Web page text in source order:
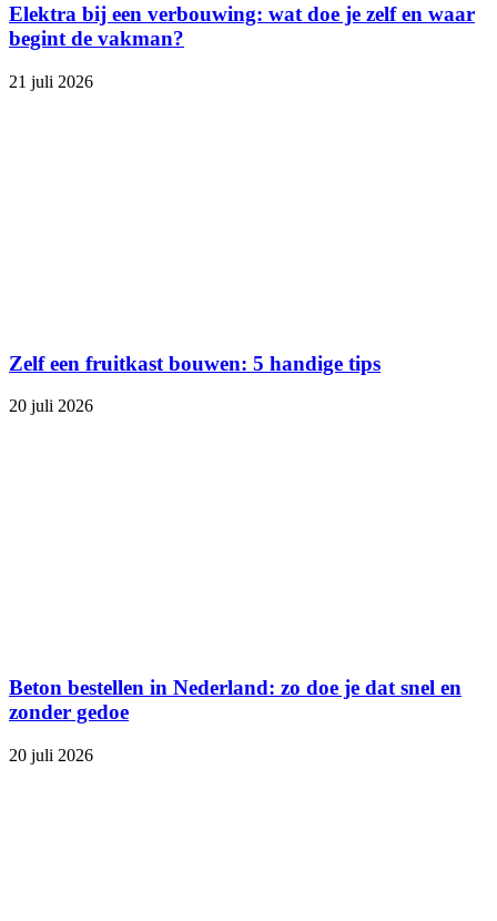
Elektra bij een verbouwing: wat doe je zelf en waar
begint de vakman?
21 juli 2026
Zelf een fruitkast bouwen: 5 handige tips
20 juli 2026
Beton bestellen in Nederland: zo doe je dat snel en
zonder gedoe
20 juli 2026